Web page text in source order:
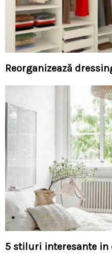
Reorganizează
5 stiluri interesante in